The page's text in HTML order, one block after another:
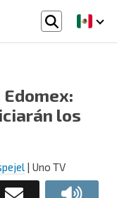
los
| Uno TV